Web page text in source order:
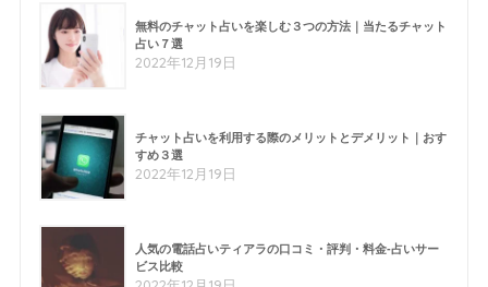
無料のチャット占いを楽しむ３つの方法｜当たるチャット
占い７選
2022年12月19日
チャット占いを利用する際のメリットとデメリット｜おす
すめ３選
2022年12月19日
人気の電話占いティアラの口コミ・評判・料金-占いサー
ビス比較